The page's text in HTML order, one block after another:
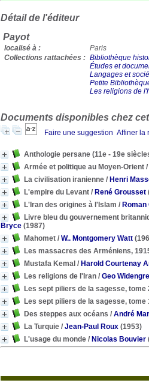
Détail de l'éditeur
Payot
localisé à :
Paris
Collections rattachées : Bibliothèque
Études et
Langages et
Petite
Les religions de
Documents disponibles chez
Faire une suggestion Affiner la
Anthologie persane (11e - 19e
Armée et politique au Moyen-Orient /
La civilisation iranienne / Henri
L'empire du Levant / René Grousset
L'Iran des origines à l'Islam /
Livre bleu du gouvernement
Bryce (1987)
Mahomet / W.. Montgomery Watt
Les massacres des Arméniens,
Mustafa Kemal / Harold Courtenay
Les religions de l'Iran / Geo
Les sept piliers de la sagesse, tome
Les sept piliers de la sagesse, tome
Des steppes aux océans / André
La Turquie / Jean-Paul Roux (1953)
L'usage du monde / Nicolas Bouvier